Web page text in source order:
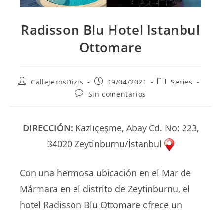
Radisson Blu Hotel Istanbul
Ottomare
AutorCallejerosDizis
Publicación
la
19/04/2021
Categoría
Series
Comentarios
Sin comentarios
DIRECCIÓN: Kazlıçeşme, Abay Cd. No: 223,
34020 Zeytinburnu/İstanbul
Con una hermosa ubicación en el Mar de
Mármara en el distrito de Zeytinburnu, el
hotel Radisson Blu Ottomare ofrece un